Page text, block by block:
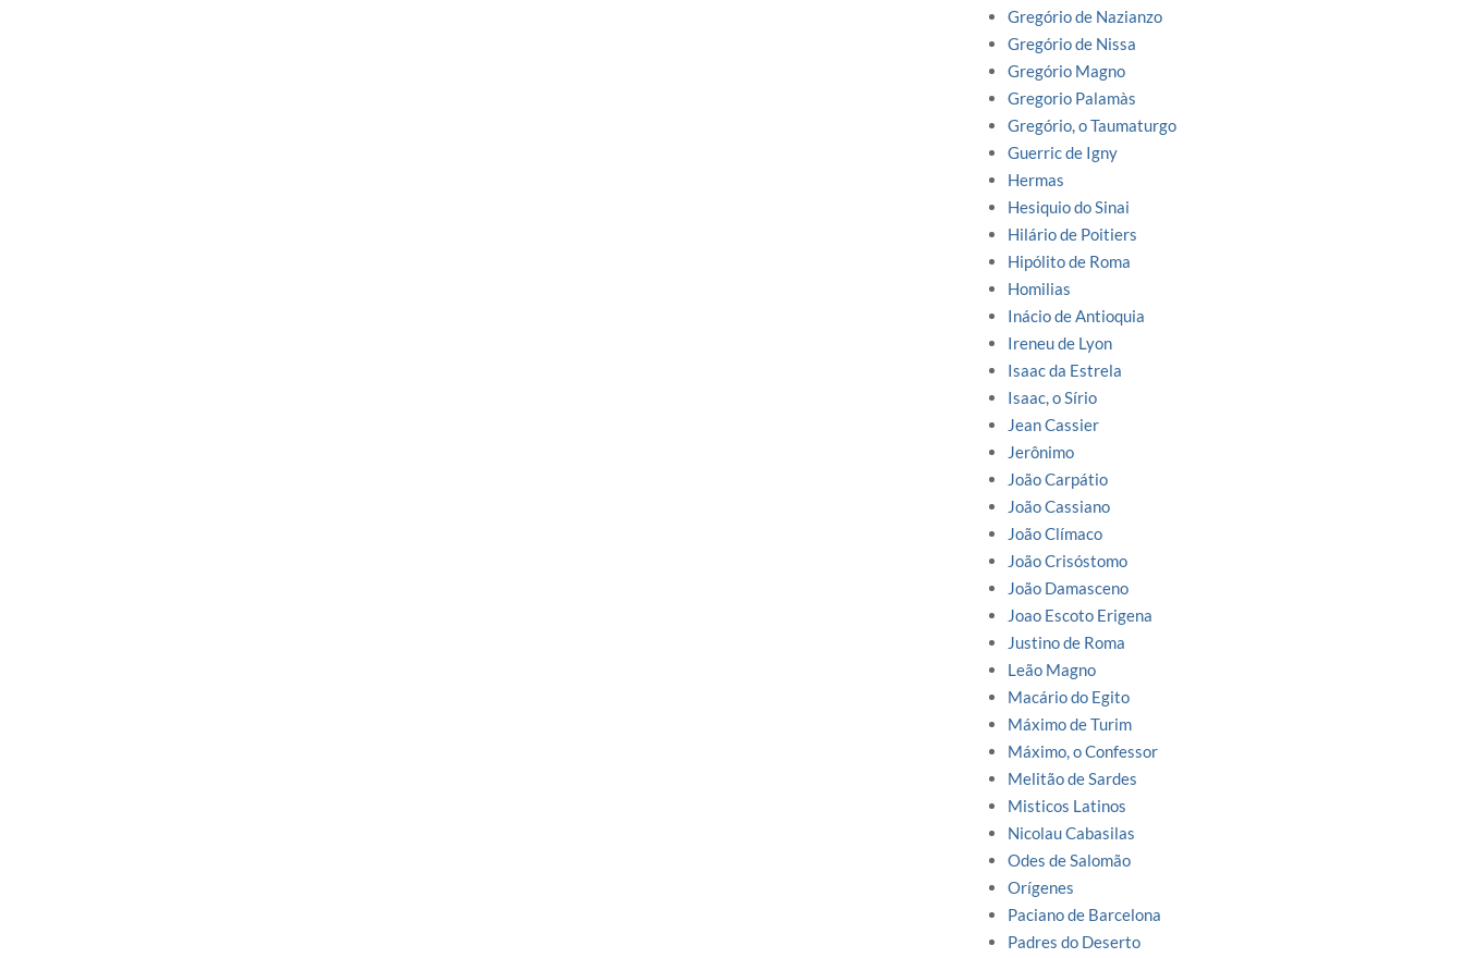
Gregório de Nazianzo
Gregório de Nissa
Gregório Magno
Gregorio Palamàs
Gregório, o Taumaturgo
Guerric de Igny
Hermas
Hesiquio do Sinai
Hilário de Poitiers
Hipólito de Roma
Homilias
Inácio de Antioquia
Ireneu de Lyon
Isaac da Estrela
Isaac, o Sírio
Jean Cassier
Jerônimo
João Carpátio
João Cassiano
João Clímaco
João Crisóstomo
João Damasceno
Joao Escoto Erigena
Justino de Roma
Leão Magno
Macário do Egito
Máximo de Turim
Máximo, o Confessor
Melitão de Sardes
Misticos Latinos
Nicolau Cabasilas
Odes de Salomão
Orígenes
Paciano de Barcelona
Padres do Deserto